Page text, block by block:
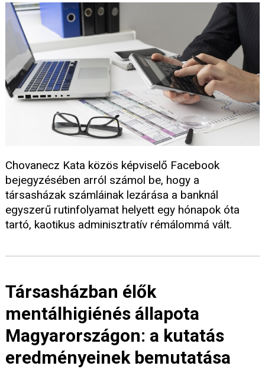
Chovanecz Kata közös képviselő Facebook
bejegyzésében arról számol be, hogy a
társasházak számláinak lezárása a banknál
egyszerű rutinfolyamat helyett egy hónapok óta
tartó, kaotikus adminisztratív rémálommá vált.
Társasházban élők
mentálhigiénés állapota
Magyarországon: a kutatás
eredményeinek bemutatása